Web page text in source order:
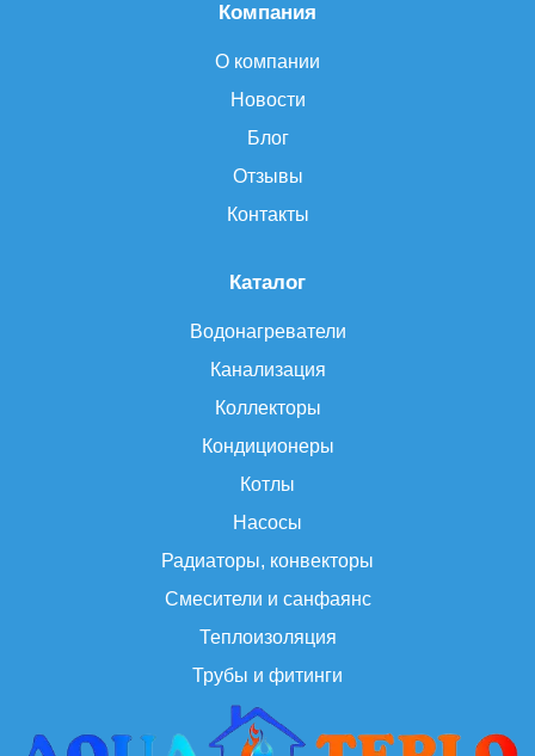
Каталог
Водонагреватели
Канализация
Коллекторы
Кондиционеры
Котлы
Насосы
Радиаторы, конвекторы
Смесители и санфаянс
Теплоизоляция
Трубы и фитинги
Компания
О компании
Новости
Блог
Отзывы
Контакты